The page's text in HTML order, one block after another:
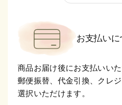
お支払いに
商品お届け後にお支払いい
郵便振替、代金引換、クレ
選択いただけます。